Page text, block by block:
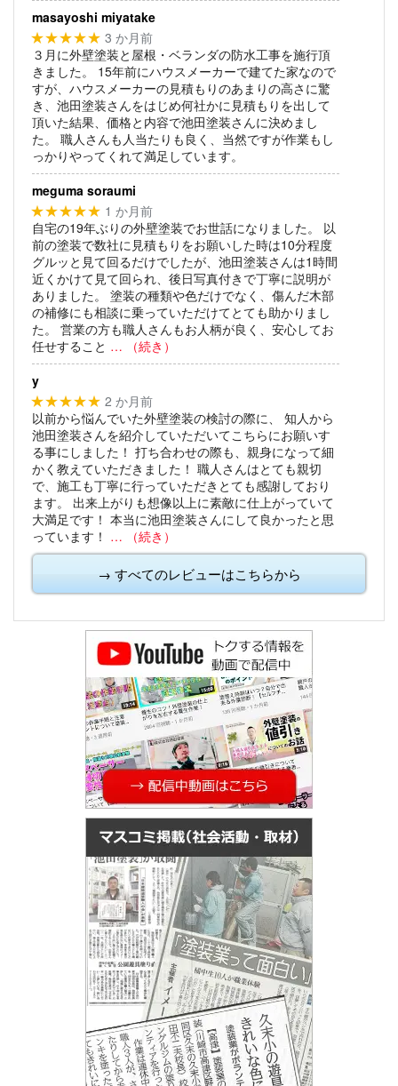
masayoshi miyatake
★★★★★ 3 か月前
３月に外壁塗装と屋根・ベランダの防水工事を施行頂
きました。
15年前にハウスメーカーで建てた家なので
すが、ハウスメーカーの見積もりのあまりの高さに驚
き、池田塗装さんをはじめ何社かに見積もりを出して
頂いた結果、価格と内容で池田塗装さんに決めまし
た。
職人さんも人当たりも良く、当然ですが作業もし
っかりやってくれて満足しています。
meguma soraumi
★★★★★ 1 か月前
自宅の19年ぶりの外壁塗装でお世話になりました。
以
前の塗装で数社に見積もりをお願いした時は10分程度
グルッと見て回るだけでしたが、池田塗装さんは1時間
近くかけて見て回られ、後日写真付きで丁寧に説明が
ありました。
塗装の種類や色だけでなく、傷んだ木部
の補修にも相談に乗っていただけてとても助かりまし
た。
営業の方も職人さんもお人柄が良く、安心してお
任せすること … （続き）
y
★★★★★ 2 か月前
以前から悩んでいた外壁塗装の検討の際に、
知人から
池田塗装さんを紹介していただいてこちらにお願いす
る事にしました！ 打ち合わせの際も、親身になって細
かく教えていただきました！ 職人さんはとても親切
で、施工も丁寧に行っていただきとても感謝しており
ます。
出来上がりも想像以上に素敵に仕上がっていて
大満足です！ 本当に池田塗装さんにして良かったと思
っています！ … （続き）
→ すべてのレビューはこちらから